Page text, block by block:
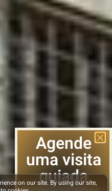
Agende
uma visita
guiada